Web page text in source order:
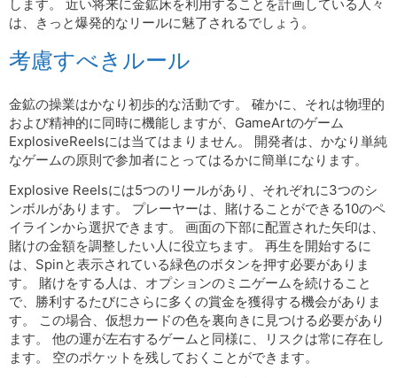
します。 近い将来に金鉱床を利用することを計画している人々
は、きっと爆発的なリールに魅了されるでしょう。
考慮すべきルール
金鉱の操業はかなり初歩的な活動です。 確かに、それは物理的
および精神的に同時に機能しますが、GameArtのゲーム
ExplosiveReelsには当てはまりません。 開発者は、かなり単純
なゲームの原則で参加者にとってはるかに簡単になります。
Explosive Reelsには5つのリールがあり、それぞれに3つのシ
ンボルがあります。 プレーヤーは、賭けることができる10のペ
イラインから選択できます。 画面の下部に配置された矢印は、
賭けの金額を調整したい人に役立ちます。 再生を開始するに
は、Spinと表示されている緑色のボタンを押す必要がありま
す。 賭けをする人は、オプションのミニゲームを続けること
で、勝利するたびにさらに多くの賞金を獲得する機会がありま
す。 この場合、仮想カードの色を裏向きに見つける必要があり
ます。 他の運が左右するゲームと同様に、リスクは常に存在し
ます。 空のポケットを残しておくことができます。